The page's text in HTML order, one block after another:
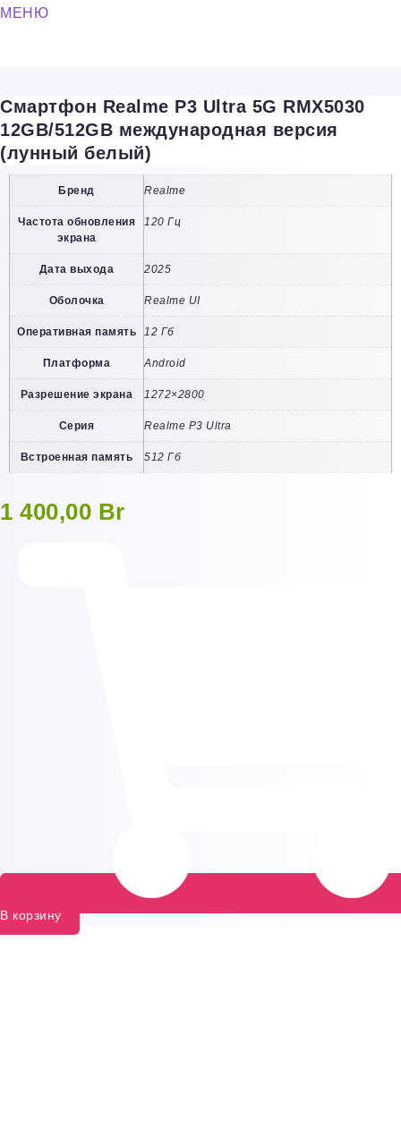
МЕНЮ
Смартфон Realme P3 Ultra 5G RMX5030
12GB/512GB международная версия
(лунный белый)
Бренд Realme
Частота обновления
экрана
120 Гц
Дата выхода 2025
Оболочка Realme UI
Оперативная память 12 Гб
Платформа Android
Разрешение экрана 1272×2800
Серия Realme P3 Ultra
Встроенная память 512 Гб
1 400,00 Br
В корзину